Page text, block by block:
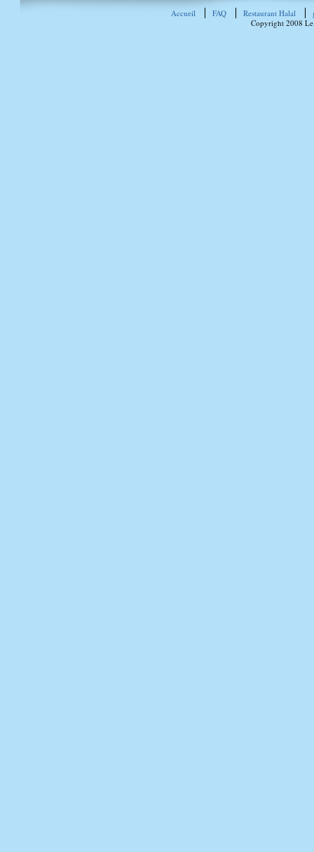
Accueil FAQ Restaurant Halal
Copyright 2008